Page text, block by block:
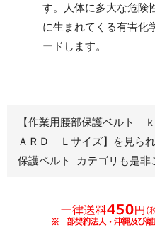
化学防護服
カバー・プロテクター
頭巾・腹部
手甲
脚絆
プロテクター
す。人体に多大な危険
に生まれてくる有害化
ードします。
【作業用腰部保護ベルト
ＡＲＤ Ｌサイズ】を見ら
保護ベルト カテゴリも是非